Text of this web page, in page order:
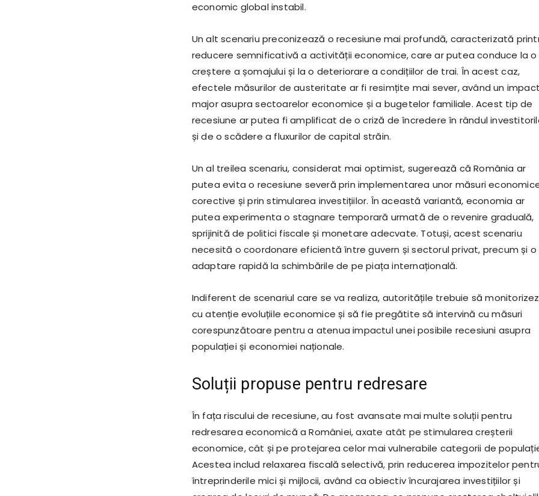
economic global instabil.
Un alt scenariu preconizează o recesiune mai profundă, caracterizată
reducere semnificativă a activității economice, care ar putea conduce la o
creștere a șomajului și la o deteriorare a condițiilor de trai. În acest caz,
efectele măsurilor de austeritate ar fi resimțite mai sever, având un impact
major asupra sectoarelor economice și a bugetelor familiale. Acest tip de
recesiune ar putea fi amplificat de o criză de încredere în rândul
și de o scădere a fluxurilor de capital străin.
Un al treilea scenariu, considerat mai optimist, sugerează că România ar
putea evita o recesiune severă prin implementarea unor măsuri
corective și prin stimularea investițiilor. În această variantă, economia ar
putea experimenta o stagnare temporară urmată de o revenire graduală,
sprijinită de politici fiscale și monetare adecvate. Totuși, acest scenariu
necesită o coordonare eficientă între guvern și sectorul privat, precum și o
adaptare rapidă la schimbările de pe piața internațională.
Indiferent de scenariul care se va realiza, autoritățile trebuie să
cu atenție evoluțiile economice și să fie pregătite să intervină cu măsuri
corespunzătoare pentru a atenua impactul unei posibile recesiuni asupra
populației și economiei naționale.
Soluții propuse pentru redresare
În fața riscului de recesiune, au fost avansate mai multe soluții pentru
redresarea economică a României, axate atât pe stimularea creșterii
economice, cât și pe protejarea celor mai vulnerabile categorii de
Acestea includ relaxarea fiscală selectivă, prin reducerea impozitelor
întreprinderile mici și mijlocii, având ca obiectiv încurajarea investițiilor și